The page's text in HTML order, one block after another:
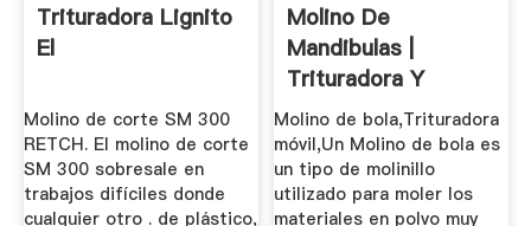
Trituradora Lignito
El
Molino de corte SM 300
RETCH. El molino de corte
SM 300 sobresale en
trabajos difíciles donde
cualquier otro . de plástico,
Molino De
Mandibulas |
Trituradora Y
Molinos
Molino de bola,Trituradora
móvil,Un Molino de bola es
un tipo de molinillo
utilizado para moler los
materiales en polvo muy